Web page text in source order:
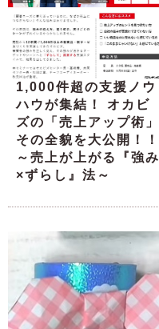
1,000件超の支援ノウ
ハウが集結！ オカビ
ズの「売上アップ術」
その全貌を大公開！！
～売上が上がる『強み
×ずらし』法～